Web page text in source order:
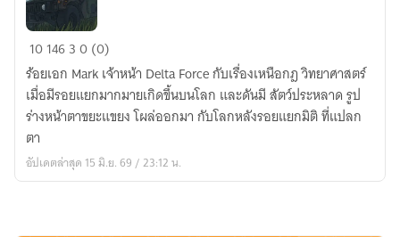
Beyond
the
Breach
ยุทธ
การณ์
ฝ่า
มิติ
1014630 (0)
ร้อยเอก Mark เจ้าหน้า Delta Force กับเรื่องเหนือกฎ วิทยาศาสตร์
เมื่อมีรอยแยกมากมายเกิดขึ้นบนโลก และดันมี สัตว์ประหลาด รูป
ร่างหน้าตาขยะแขยง โผล่ออกมา กับโลกหลังรอยแยกมิติ ที่แปลก
ตา
อัปเดตล่าสุด 15 มิ.ย. 69 / 23:12 น.